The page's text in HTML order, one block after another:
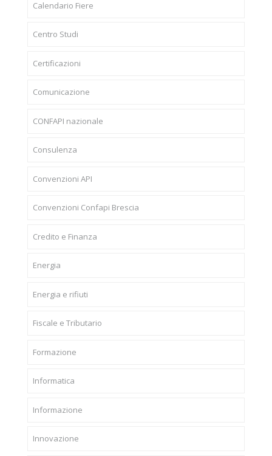
Calendario Fiere
Centro Studi
Certificazioni
Comunicazione
CONFAPI nazionale
Consulenza
Convenzioni API
Convenzioni Confapi Brescia
Credito e Finanza
Energia
Energia e rifiuti
Fiscale e Tributario
Formazione
Informatica
Informazione
Innovazione